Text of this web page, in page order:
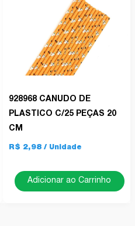
928968 CANUDO DE
PLASTICO C/25 PEÇAS 20
CM
R$ 2,98
Adicionar ao Carrinho